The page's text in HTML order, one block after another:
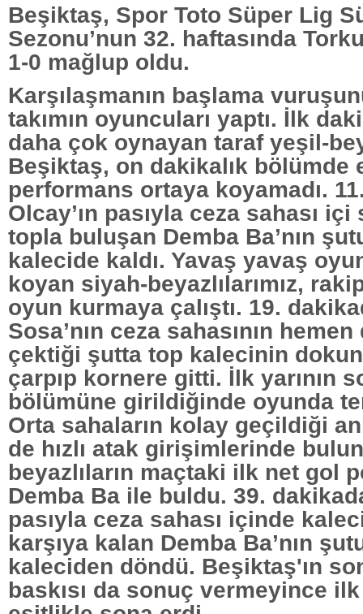
Beşiktaş, Spor Toto Süper Lig
Sezonu’nun 32. haftasında
1-0 mağlup oldu.
Karşılaşmanın başlama
takımın oyuncuları yaptı. İlk
daha çok oynayan taraf yeşil-
Beşiktaş, on dakikalık bölümde
performans ortaya koyamadı.
Olcay’ın pasıyla ceza sahası
topla buluşan Demba Ba’nın
kalecide kaldı. Yavaş yavaş
koyan siyah-beyazlılarımız,
oyun kurmaya çalıştı. 19.
Sosa’nın ceza sahasının hemen
çektiği şutta top kalecinin
çarpıp kornere gitti. İlk yarının
bölümüne girildiğinde oyunda
Orta sahaların kolay geçildiği
de hızlı atak girişimlerinde
beyazlıların maçtaki ilk net gol
Demba Ba ile buldu. 39.
pasıyla ceza sahası içinde
karşıya kalan Demba Ba’nın
kaleciden döndü. Beşiktaş'ın
baskısı da sonuç vermeyince